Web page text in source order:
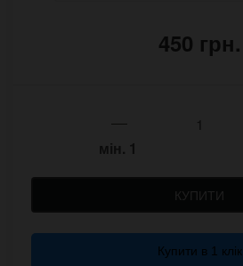
450 грн.
мін. 1
КУПИТИ
Купити в 1 клік